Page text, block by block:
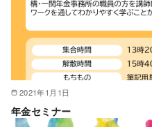
2021年1月1日
年金セミナー